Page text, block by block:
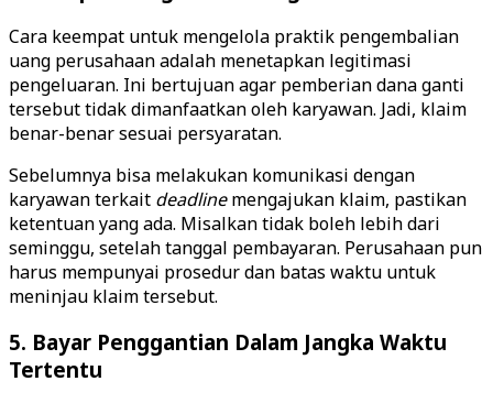
Cara keempat untuk mengelola praktik pengembalian
uang perusahaan adalah menetapkan legitimasi
pengeluaran. Ini bertujuan agar pemberian dana ganti
tersebut tidak dimanfaatkan oleh karyawan. Jadi, klaim
benar-benar sesuai persyaratan.
Sebelumnya bisa melakukan komunikasi dengan
karyawan terkait deadlinemengajukan klaim, pastikan
ketentuan yang ada. Misalkan tidak boleh lebih dari
seminggu, setelah tanggal pembayaran. Perusahaan pun
harus mempunyai prosedur dan batas waktu untuk
meninjau klaim tersebut.
5. Bayar Penggantian Dalam Jangka Waktu
Tertentu